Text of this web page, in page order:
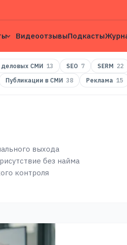
ВидеоотзывыПодкасты
деловых СМИ 13 SEO 7 SERM 22
Публикации в СМИ 38 Реклама 15
выхода
без найма
контроля